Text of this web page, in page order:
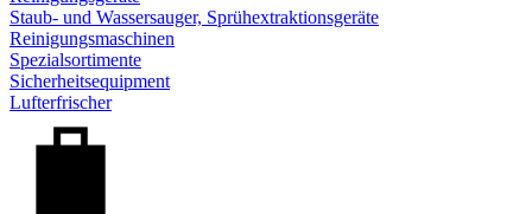
Staub- und Wassersauger, Sprühextraktionsgeräte
Reinigungsmaschinen
Spezialsortimente
Sicherheitsequipment
Lufterfrischer